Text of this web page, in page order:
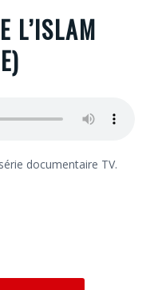
L’ISLAM
documentaire TV.